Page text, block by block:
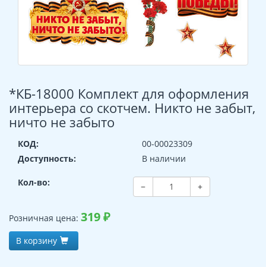
*КБ-18000 Комплект для оформления
интерьера со скотчем. Никто не забыт,
ничто не забыто
КОД:
00-00023309
Доступность:
В наличии
Кол-во: − +
Розничная цена: 319₽
В корзину